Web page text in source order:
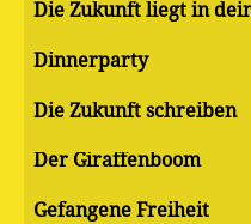
Die Zukunft liegt in
Dinnerparty
Die Zukunft schreiben
Der Giraffenboom
Gefangene Freiheit